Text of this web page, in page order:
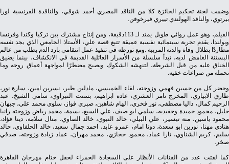
‬بيرتوي،‭ ‬والناقد‭ ‬الهولندي‭ ‬تييري‭ ‬فيرخوفن‭.‬
‬تحمله‭ ‬من‭ ‬صراعات‭ ‬خفية‭.‬
‬صخر‭.‬